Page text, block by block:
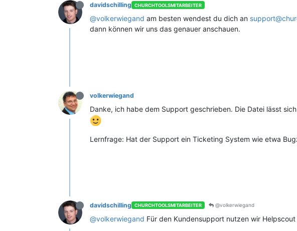
davidschilling CHURCHTOOLSMITARBEITER
@volkerwiegand am besten wendest du dich an
dann können wir uns das genauer anschauen.
volkerwiegand
Danke, ich habe dem Support geschrieben. Die Datei lässt
Lernfrage: Hat der Support ein Ticketing System wie etwa
davidschilling CHURCHTOOLSMITARBEITER @volkerwiegand
@volkerwiegand Für den Kundensupport nutzen wir